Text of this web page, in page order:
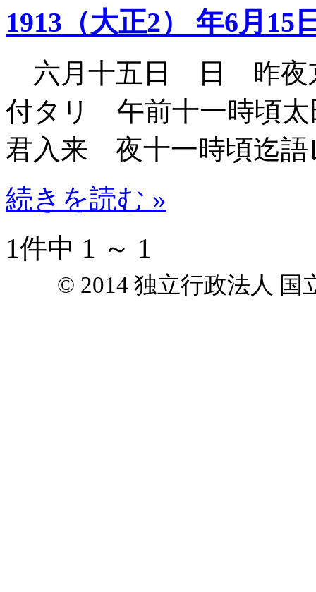
1913（大正2） 年6月15
六月十五日 日 昨夜
付タリ 午前十一時頃太
君入来 夜十一時頃迄語
続きを読む »
1件中 1 ～ 1
© 2014 独立行政法人 国